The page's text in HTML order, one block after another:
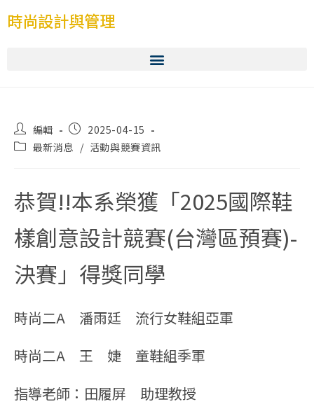
時尚設計與管理
編輯
2025-04-15
最新消息 / 活動與競賽資訊
恭賀!!本系榮獲「2025國際鞋
樣創意設計競賽(台灣區預賽)-
決賽」得獎同學
時尚二A 潘雨廷 流行女鞋組亞軍
時尚二A 王 婕 童鞋組季軍
指導老師：田履屏 助理教授